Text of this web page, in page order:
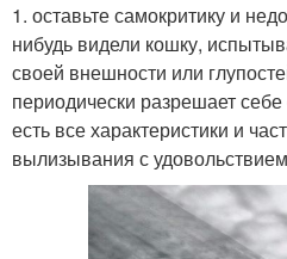
1. оставьте самокритику и
нибудь видели кошку,
своей внешности или
периодически разрешает
есть все характеристики и
вылизывания с